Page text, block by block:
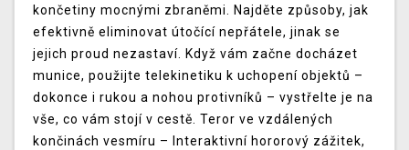
končetiny mocnými zbraněmi. Najděte způsoby, jak
efektivně eliminovat útočící nepřátele, jinak se
jejich proud nezastaví. Když vám začne docházet
munice, použijte telekinetiku k uchopení objektů –
dokonce i rukou a nohou protivníků – vystřelte je na
vše, co vám stojí v cestě. Teror ve vzdálených
končinách vesmíru – Interaktivní hororový zážitek,